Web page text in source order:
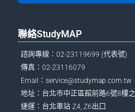
聯絡StudyMAP
諮詢專線：02-23119699 (代表號)
傳真：02-23116079
Email： service@studymap.com.tw
地址：台北市中正區館前路6號8樓
捷運：台北車站 Z4, Z6出口